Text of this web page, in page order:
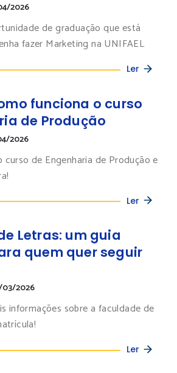
2026
de graduação que está
fazer Marketing na UNIFAEL
Ler
funciona o curso
de Produção
2026
de Engenharia de Produção e
Ler
Letras: um guia
quem quer seguir
03/2026
informações sobre a faculdade de
Ler